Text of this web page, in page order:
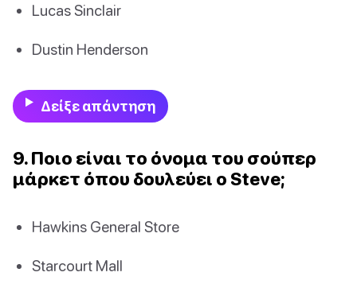
Lucas Sinclair
Dustin Henderson
Δείξε απάντηση
9. Ποιο είναι το όνομα του σούπερ
μάρκετ όπου δουλεύει ο Steve;
Hawkins General Store
Starcourt Mall